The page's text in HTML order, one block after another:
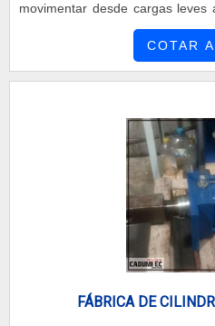
movimentar desde cargas leves
melhor vantagem sobre os
um sistema fechado, sem
COTAR
FÁBRICA DE